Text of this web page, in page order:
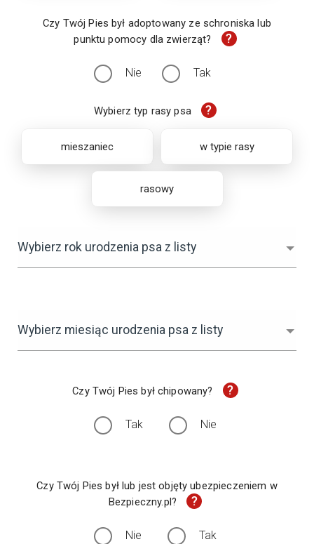
Czy Twój Pies był adoptowany ze schroniska lub
punktu pomocy dla zwierząt?
?
Nie Tak
Wybierz typ rasy psa ?
mieszaniec w typie rasy
rasowy
Wybierz rok urodzenia psa z listy
Wybierz miesiąc urodzenia psa z listy
Czy Twój Pies był chipowany? ?
Tak Nie
Czy Twój Pies był lub jest objęty ubezpieczeniem w
Bezpieczny.pl?
?
Nie Tak